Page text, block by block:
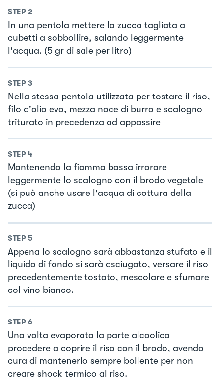
STEP 2
In una pentola mettere la zucca tagliata a
cubetti a sobbollire, salando leggermente
l'acqua. (5 gr di sale per litro)
STEP 3
Nella stessa pentola utilizzata per tostare il riso,
filo d'olio evo, mezza noce di burro e scalogno
triturato in precedenza ad appassire
STEP 4
Mantenendo la fiamma bassa irrorare
leggermente lo scalogno con il brodo vegetale
(si può anche usare l'acqua di cottura della
zucca)
STEP 5
Appena lo scalogno sarà abbastanza stufato e il
liquido di fondo si sarà asciugato, versare il riso
precedentemente tostato, mescolare e sfumare
col vino bianco.
STEP 6
Una volta evaporata la parte alcoolica
procedere a coprire il riso con il brodo, avendo
cura di mantenerlo sempre bollente per non
creare shock termico al riso.